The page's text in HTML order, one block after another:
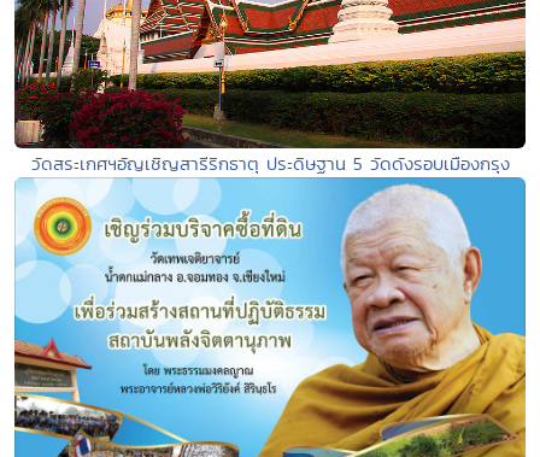
วัดสระเกศฯอัญเชิญสารีริกธาตุ ประดิษฐาน 5 วัดดังรอบเมืองกรุง